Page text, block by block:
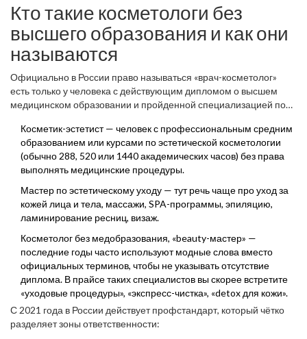
косметологии? Может ли человек, который не тратил шесть лет
на медицину, по-настоящему улучшить кожу или есть риск
попасть к шарлатану? Этот вопрос становится всё актуальнее: в
крупных городах только на Авито каждый месяц появляется
реальной жизни сталкиваюсь с этим постоянно — даже моя
соседка по лестничной клетке решила обучиться на
косметолога и, кажется, клиентов ей хватает. Давайте
высшего медобразования?
Кто такие косметологи без
высшего образования и как они
называются
Официально в России право называться «врач-косметолог»
есть только у человека с действующим дипломом о высшем
медицинском образовании и пройденной специализацией по
Но на рынке есть целая армия специалистов, которые не
заканчивали медвузов. Как их называют? Как правило, это:
Косметик-эстетист — человек с профессиональным средним
образованием или курсами по эстетической косметологии
(обычно 288, 520 или 1440 академических часов) без права
выполнять медицинские процедуры.
Мастер по эстетическому уходу — тут речь чаще про уход за
кожей лица и тела, массажи, SPA-программы, эпиляцию,
ламинирование ресниц, визаж.
Косметолог без медобразования, «beauty-мастер» —
последние годы часто используют модные слова вместо
официальных терминов, чтобы не указывать отсутствие
диплома. В прайсе таких специалистов вы скорее встретите
«уходовые процедуры», «экспресс-чистка», «detox для кожи».
С 2021 года в России действует профстандарт, который чётко
разделяет зоны ответственности: